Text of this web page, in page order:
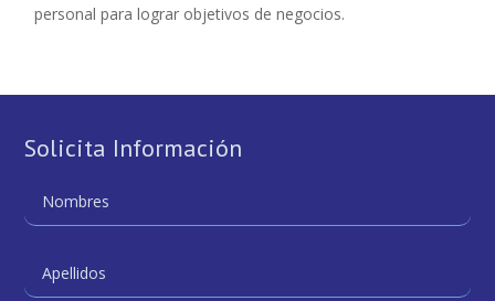
personal para lograr objetivos de negocios.
Solicita Información